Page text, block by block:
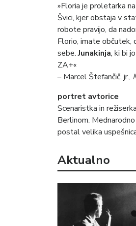
»Floria je proletarka
Švici, kjer obstaja v
robote pravijo, da
Florio, imate občutek,
sebe.Junakinja, ki bi
ZA+«
– Marcel Štefančič, jr.,
portret avtorice
Scenaristka in
Berlinom.
postal velika
Aktualno